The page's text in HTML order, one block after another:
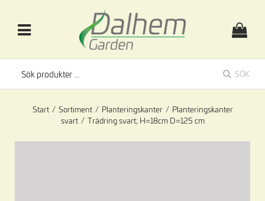
SÖK
Start / Sortiment / Planteringskanter / Planteringskanter
svart / Trädring svart; H=18cm D=125 cm